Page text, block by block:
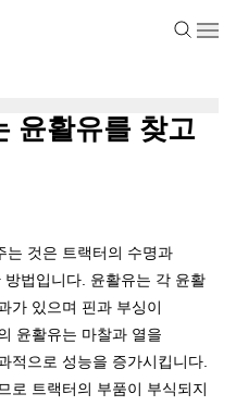
윤활유를 찾고
는 것은 트랙터의 수명과
법입니다. 윤활유는 각 윤활
가 있으며 핀과 부싱이
윤활유는 마찰과 열을
적으로 성능을 증가시킵니다.
로 트랙터의 부품이 부식되지